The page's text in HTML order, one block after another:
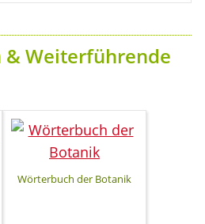
& Weiterführende
Wörterbuch der Botanik